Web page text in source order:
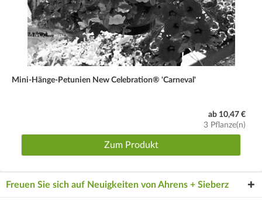
Mini-Hänge-Petunien New Celebration® 'Carneval'
ab 10,47 €
3 Pflanze(n)
Zum Produkt
Freuen Sie sich auf Neuigkeiten von Ahrens + Sieberz